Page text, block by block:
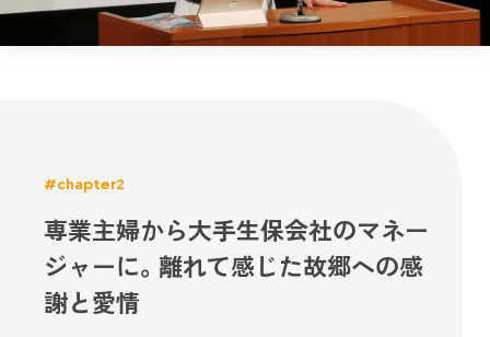
#chapter2
専業主婦から大手生保会社のマネー
ジャーに。離れて感じた故郷への感
謝と愛情